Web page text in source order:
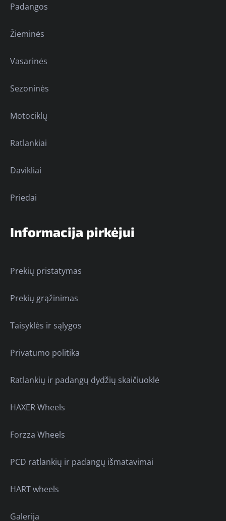
Padangos
Žieminės
Vasarinės
Sezoninės
Motociklų
Ratlankiai
Davikliai
Priedai
Informacija pirkėjui
Prekių pristatymas
Prekių grąžinimas
Taisyklės ir sąlygos
Privatumo politika
Ratlankių ir padangų dydžių skaičiuoklė
HAXER Wheels
Forzza Wheels
PCD ratlankių ir padangų išmatavimai
HART wheels
Galerija